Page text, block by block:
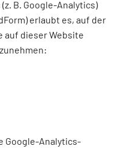
B. Google-Analytics)
erlaubt es, auf der
auf dieser Website
Google-Analytics-